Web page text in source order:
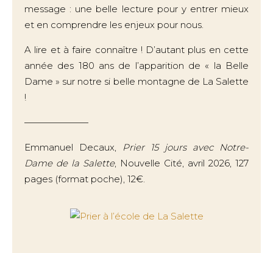
message : une belle lecture pour y entrer mieux
et en comprendre les enjeux pour nous.
A lire et à faire connaître ! D’autant plus en cette
année des 180 ans de l’apparition de « la Belle
Dame » sur notre si belle montagne de La Salette
!
———————
Emmanuel Decaux,
Prier 15 jours avec Notre-
Dame de la Salette, Nouvelle Cité, avril 2026, 127
pages (format poche), 12€.